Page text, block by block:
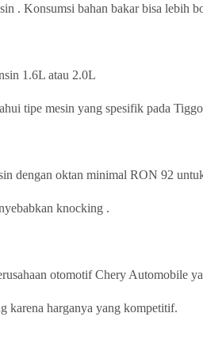
. Konsumsi bahan bakar bisa lebih
1.6L atau 2.0L
tipe mesin yang spesifik pada
dengan oktan minimal RON 92
knocking .
otomotif Chery Automobile
karena harganya yang kompetitif.